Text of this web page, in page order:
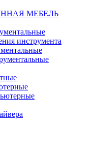
МЕБЕЛЬ
инструмента